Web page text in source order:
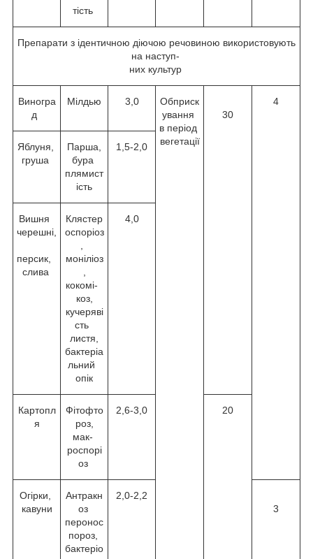
тість
Препарати з ідентичною діючою речовиною використовують
на наступ-
них культур
Виногра
д
Мілдью 3,0
Обприск
ування
в період
вегетації
30
4
Яблуня,
груша
Парша,
бура
плямист
ість
1,5-2,0
Вишня
черешні,
персик,
слива
Клястер
оспоріоз
моніліоз
кокомі-
коз,
кучеряві
сть
листя,
бактеріа
льний
опік
4,0
Картопл
я
Фітофто
роз,
мак-
роспорі
оз
2,6-3,0 20
Огірки,
кавуни
Антракн
оз
перонос
пороз,
бактеріо
2,0-2,2
3